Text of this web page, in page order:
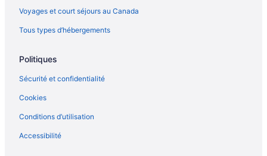
Voyages et court séjours au Canada
Tous types d’hébergements
Politiques
Sécurité et confidentialité
Cookies
Conditions d’utilisation
Accessibilité